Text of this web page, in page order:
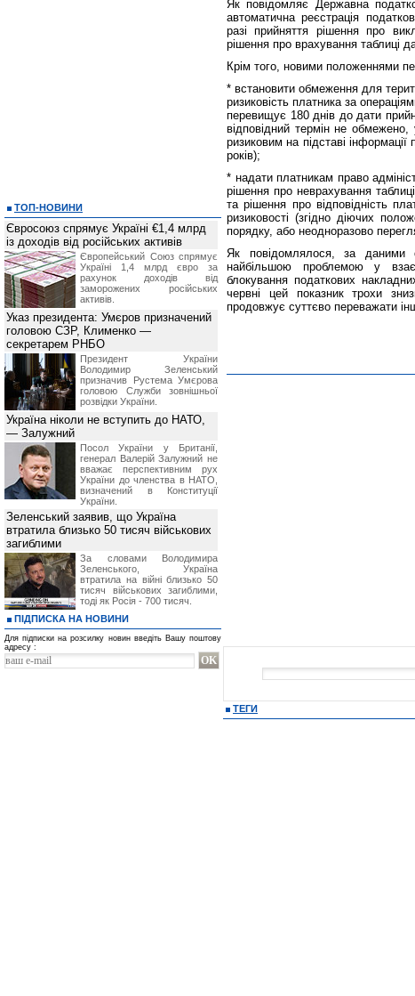
Як повідомляє Державна
автоматична реєстрація
разі прийняття рішення про
рішення про врахування таблиці
Крім того, новими положеннями
* встановити обмеження для
ризиковість платника за
перевищує 180 днів до дати
відповідний термін не
ризиковим на підставі
років);
* надати платникам право
рішення про неврахування
та рішення про відповідність
ризиковості (згідно діючих
порядку, або неодноразово
Як повідомлялося, за даними
найбільшою проблемою у
блокування податкових
червні цей показник трохи
продовжує суттєво переважати
ТЕГИ
ТОП-НОВИНИ
Євросоюз спрямує Україні €1,4 млрд
із доходів від російських активів
Європейський Союз спрямує
Україні 1,4 млрд євро за
рахунок доходів від
заморожених російських
активів.
Указ президента: Умєров призначений
головою СЗР, Клименко —
секретарем РНБО
Президент України
Володимир Зеленський
призначив Pустема Умєрова
головою Служби зовнішньої
розвідки України.
Україна ніколи не вступить до НАТО,
— Залужний
Посол України у Британії,
генерал Валерій Залужний не
вважає перспективним рух
України до членства в НАТО,
визначений в Конституції
України.
Зеленський заявив, що Україна
втратила близько 50 тисяч військових
загиблими
За словами Володимира
Зеленського, Україна
втратила на війні близько 50
тисяч військових загиблими,
тоді як Росія - 700 тисяч.
ПІДПИСКА НА НОВИНИ
Для підписки на розсилку новин введіть Вашу поштову
адресу :